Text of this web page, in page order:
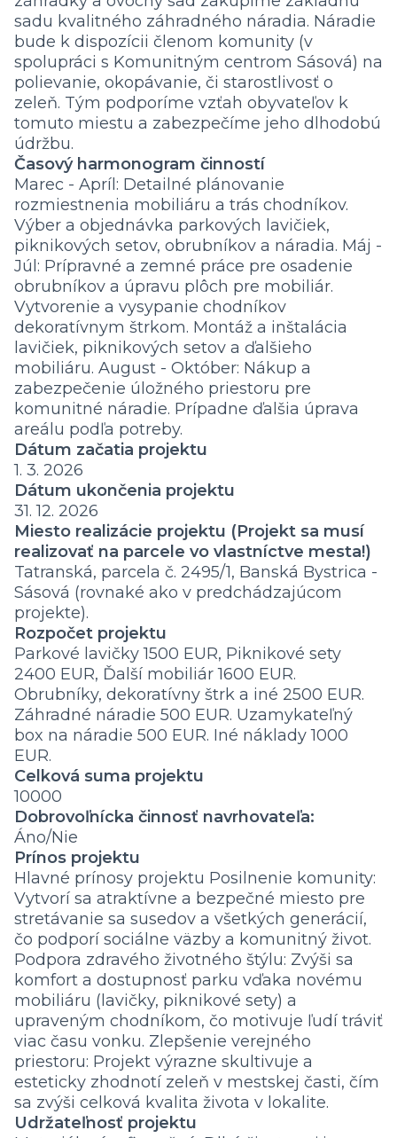
sadu kvalitného záhradného náradia. Náradie
bude k dispozícii členom komunity (v
spolupráci s Komunitným centrom Sásová) na
polievanie, okopávanie, či starostlivosť o
zeleň. Tým podporíme vzťah obyvateľov k
tomuto miestu a zabezpečíme jeho dlhodobú
údržbu.
Časový harmonogram činností
Marec - Apríl: Detailné plánovanie
rozmiestnenia mobiliáru a trás chodníkov.
Výber a objednávka parkových lavičiek,
piknikových setov, obrubníkov a náradia. Máj -
Júl: Prípravné a zemné práce pre osadenie
obrubníkov a úpravu plôch pre mobiliár.
Vytvorenie a vysypanie chodníkov
dekoratívnym štrkom. Montáž a inštalácia
lavičiek, piknikových setov a ďalšieho
mobiliáru. August - Október: Nákup a
zabezpečenie úložného priestoru pre
komunitné náradie. Prípadne ďalšia úprava
areálu podľa potreby.
Dátum začatia projektu
1. 3. 2026
Dátum ukončenia projektu
31. 12. 2026
Miesto realizácie projektu (Projekt sa musí
realizovať na parcele vo vlastníctve mesta!)
Tatranská, parcela č. 2495/1, Banská Bystrica -
Sásová (rovnaké ako v predchádzajúcom
projekte).
Rozpočet projektu
Parkové lavičky 1500 EUR, Piknikové sety
2400 EUR, Ďalší mobiliár 1600 EUR.
Obrubníky, dekoratívny štrk a iné 2500 EUR.
Záhradné náradie 500 EUR. Uzamykateľný
box na náradie 500 EUR. Iné náklady 1000
EUR.
Celková suma projektu
10000
Dobrovoľnícka činnosť navrhovateľa:
Áno/Nie
Prínos projektu
Hlavné prínosy projektu Posilnenie komunity:
Vytvorí sa atraktívne a bezpečné miesto pre
stretávanie sa susedov a všetkých generácií,
čo podporí sociálne väzby a komunitný život.
Podpora zdravého životného štýlu: Zvýši sa
komfort a dostupnosť parku vďaka novému
mobiliáru (lavičky, piknikové sety) a
upraveným chodníkom, čo motivuje ľudí tráviť
viac času vonku. Zlepšenie verejného
priestoru: Projekt výrazne skultivuje a
esteticky zhodnotí zeleň v mestskej časti, čím
sa zvýši celková kvalita života v lokalite.
Udržateľnosť projektu